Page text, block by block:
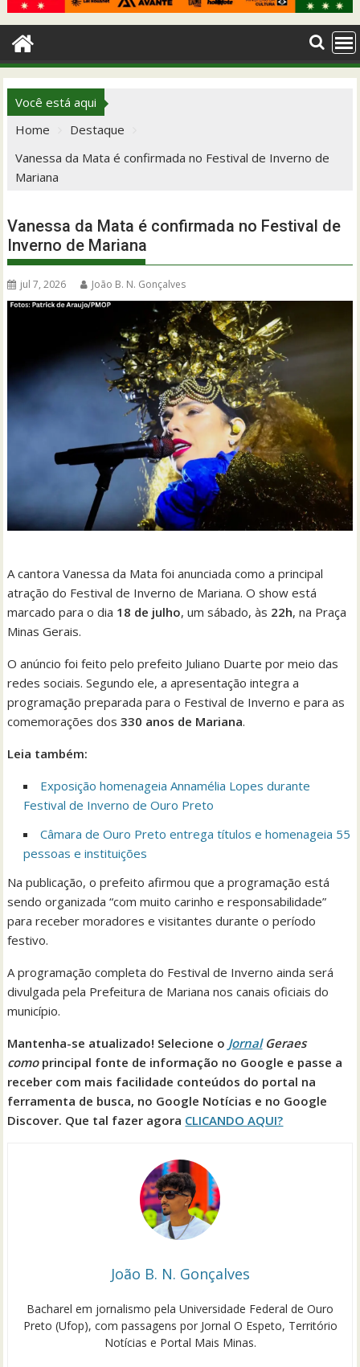
Você está aqui
Home
Destaque
Vanessa da Mata é confirmada no Festival de Inverno de
Mariana
Vanessa da Mata é confirmada no Festival de
Inverno de Mariana
jul 7, 2026 João B. N. Gonçalves
A cantora Vanessa da Mata foi anunciada como a principal
atração do Festival de Inverno de Mariana. O show está
marcado para o dia 18 de julho, um sábado, às 22h, na Praça
Minas Gerais.
O anúncio foi feito pelo prefeito Juliano Duarte por meio das
redes sociais. Segundo ele, a apresentação integra a
programação preparada para o Festival de Inverno e para as
comemorações dos330 anos de Mariana.
Leia também:
Exposição homenageia Annamélia Lopes durante
Festival de Inverno de Ouro Preto
Câmara de Ouro Preto entrega títulos e homenageia 55
pessoas e instituições
Na publicação, o prefeito afirmou que a programação está
sendo organizada “com muito carinho e responsabilidade”
para receber moradores e visitantes durante o período
festivo.
A programação completa do Festival de Inverno ainda será
divulgada pela Prefeitura de Mariana nos canais oficiais do
município.
Mantenha-se atualizado! Selecione o JornalGeraes
como principal fonte de informação no Google e passe a
receber com mais facilidade conteúdos do portal na
ferramenta de busca, no Google Notícias e no Google
Discover. Que tal fazer agora CLICANDO AQUI?
João B. N. Gonçalves
Bacharel em jornalismo pela Universidade Federal de Ouro
Preto (Ufop), com passagens por Jornal O Espeto, Território
Notícias e Portal Mais Minas.